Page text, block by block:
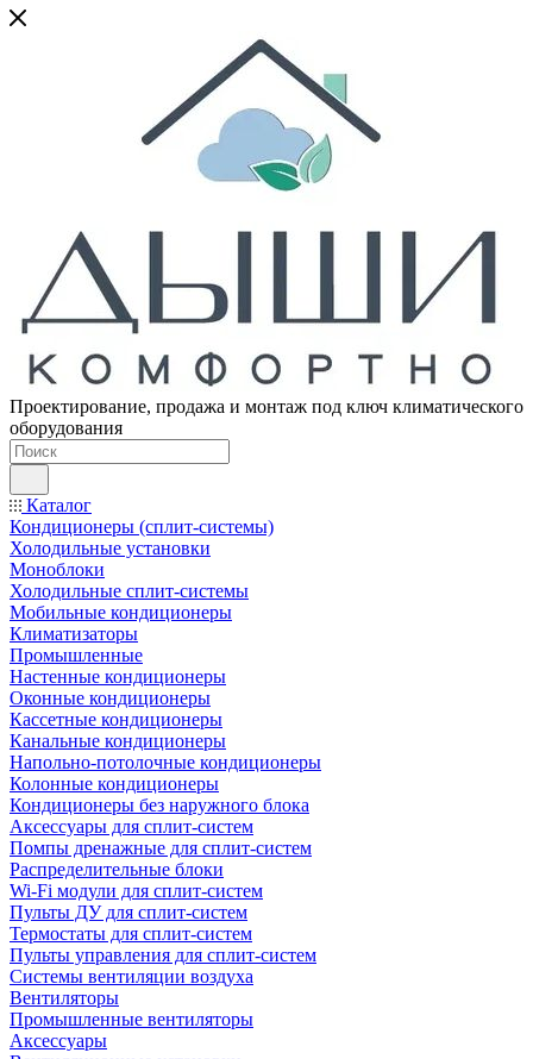
Проектирование, продажа и монтаж под ключ климатического
оборудования
Каталог
Кондиционеры (сплит-системы)
Холодильные установки
Моноблоки
Холодильные сплит-системы
Мобильные кондиционеры
Климатизаторы
Промышленные
Настенные кондиционеры
Оконные кондиционеры
Кассетные кондиционеры
Канальные кондиционеры
Напольно-потолочные кондиционеры
Колонные кондиционеры
Кондиционеры без наружного блока
Аксессуары для сплит-систем
Помпы дренажные для сплит-систем
Распределительные блоки
Wi-Fi модули для сплит-систем
Пульты ДУ для сплит-систем
Термостаты для сплит-систем
Пульты управления для сплит-систем
Системы вентиляции воздуха
Вентиляторы
Промышленные вентиляторы
Аксессуары